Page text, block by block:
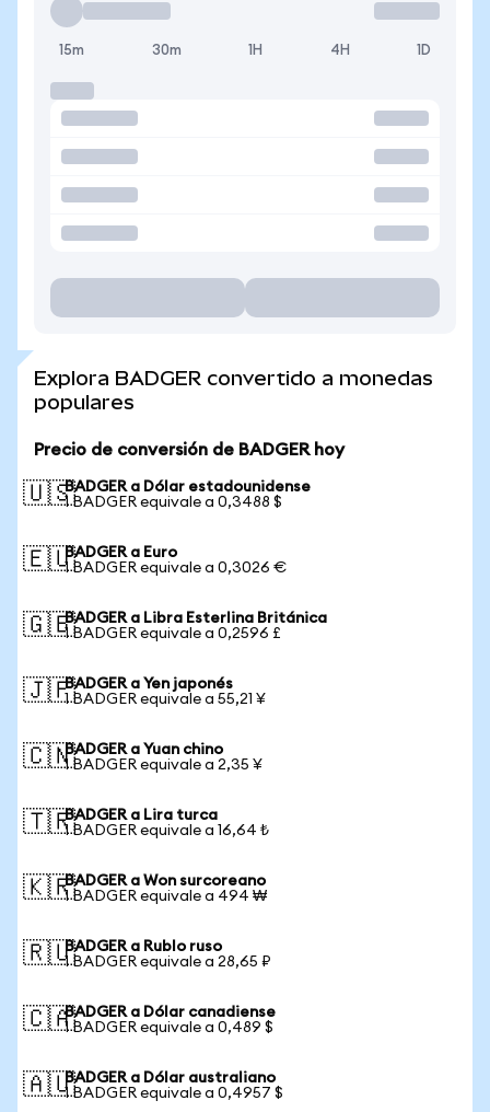
15m 30m 1H 4H 1D
Explora BADGER convertido a monedas
populares
Precio de conversión de BADGER hoy
🇺🇸BADGER a Dólar estadounidense
1 BADGER equivale a 0,3488 $
🇪🇺BADGER a Euro
1 BADGER equivale a 0,3026 €
🇬🇧BADGER a Libra Esterlina Británica
1 BADGER equivale a 0,2596 £
🇯🇵BADGER a Yen japonés
1 BADGER equivale a 55,21 ¥
🇨🇳BADGER a Yuan chino
1 BADGER equivale a 2,35 ¥
🇹🇷BADGER a Lira turca
1 BADGER equivale a 16,64 ₺
🇰🇷BADGER a Won surcoreano
1 BADGER equivale a 494 ₩
🇷🇺BADGER a Rublo ruso
1 BADGER equivale a 28,65 ₽
🇨🇦BADGER a Dólar canadiense
1 BADGER equivale a 0,489 $
🇦🇺BADGER a Dólar australiano
1 BADGER equivale a 0,4957 $